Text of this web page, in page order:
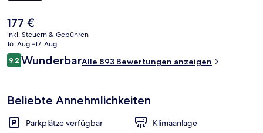
Bahn läuft man 6 Minuten (U-Bahn-Station Fifth Av. (W. 42nd St.))
Der
aktuelle
Preis
beträgt
177 €.
177 €
inkl. Steuern & Gebühren
16. Aug.–17. Aug.
Bewertungen
9,29,2 von 10.
WunderbarAlle 893 Bewertungen anzeigen
Beliebte Annehmlichkeiten
Parkplätze verfügbar
Klimaanlage